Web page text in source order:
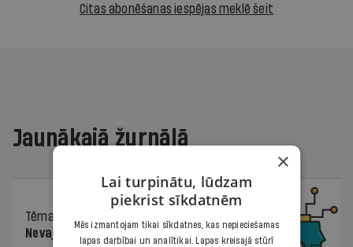
Citas abonēšanas iespējas meklē šeit
Jaunākajā žurnālā
Tēma
Nevajag baidīties!
×
Lai turpinātu, lūdzam
piekrist sīkdatnēm
Mēs izmantojam tikai sīkdatnes, kas nepieciešamas
lapas darbībai un analītikai. Lapas kreisajā stūrī